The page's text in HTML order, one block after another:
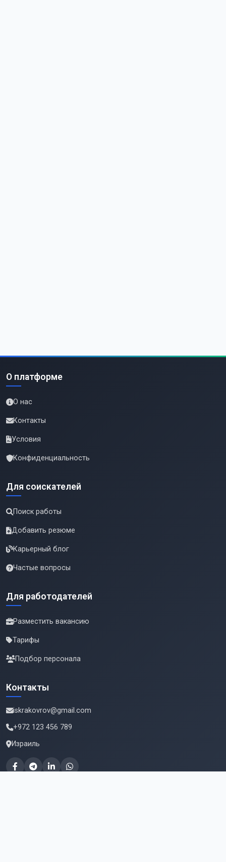
О платформе
О нас
Контакты
Условия
Конфиденциальность
Для соискателей
Поиск работы
Добавить резюме
Карьерный блог
Частые вопросы
Для работодателей
Разместить вакансию
Тарифы
Подбор персонала
Контакты
iskrakovrov@gmail.com
+972 123 456 789
Израиль